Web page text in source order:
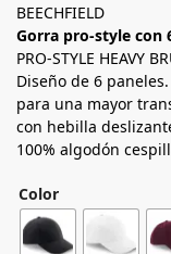
BEECHFIELD
Gorra pro-style con
PRO-STYLE HEAVY
Diseño de 6
para una mayor
con hebilla
100% algodón
Color